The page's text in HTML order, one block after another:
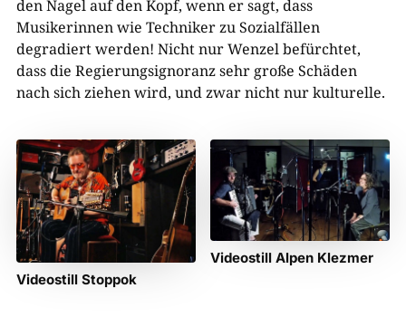
den Nagel auf den Kopf, wenn er sagt, dass
Musikerinnen wie Techniker zu Sozialfällen
degradiert werden! Nicht nur Wenzel befürchtet,
dass die Regierungsignoranz sehr große Schäden
nach sich ziehen wird, und zwar nicht nur kulturelle.
Videostill Stoppok
Videostill Alpen Klezmer